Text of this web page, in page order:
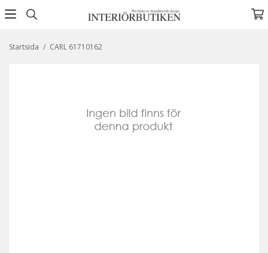
Startsida / CARL 61710162